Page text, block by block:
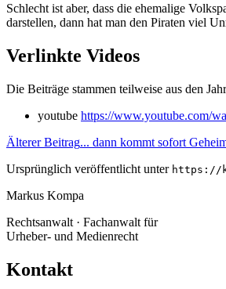
Schlecht ist aber, dass die ehemalige
darstellen, dann hat man den Piraten viel
Verlinkte Videos
Die Beiträge stammen teilweise aus den
youtube https://www.youtube.com/
Älterer Beitrag... dann kommt sofort
Ursprünglich veröffentlicht unter https://
Markus Kompa
Rechtsanwalt · Fachanwalt für
Urheber- und Medienrecht
Kontakt